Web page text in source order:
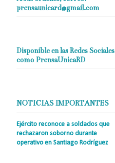
prensaunicard@gmail.com
Disponible en las Redes Sociales
como PrensaUnicaRD
NOTICIAS IMPORTANTES
Ejército reconoce a soldados que
rechazaron soborno durante
operativo en Santiago Rodríguez